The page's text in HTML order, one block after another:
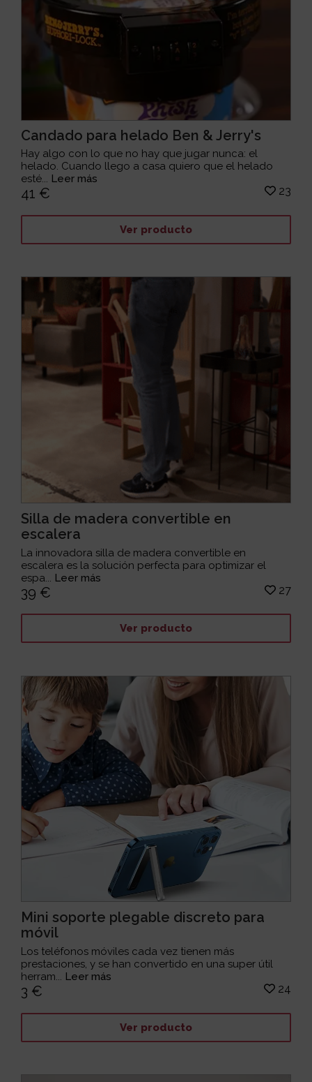
Candado para helado Ben & Jerry's
Hay algo con lo que no hay que jugar nunca: el
helado. Cuando llego a casa quiero que el helado
esté... Leer más
41 € 23
Ver producto
Silla de madera convertible en
escalera
La innovadora silla de madera convertible en
escalera es la solución perfecta para optimizar el
espa... Leer más
39 € 27
Ver producto
Mini soporte plegable discreto para
móvil
Los teléfonos móviles cada vez tienen más
prestaciones, y se han convertido en una super útil
herram... Leer más
3 € 24
Ver producto